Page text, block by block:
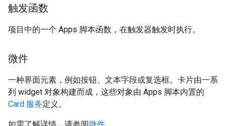
触发函数
项目中的一个 Apps 脚本函数，在触发器触发时执行。
微件
一种界面元素，例如按钮、文本字段或复选框。卡片由一系
列 widget 对象构建而成，这些对象由 Apps 脚本内置的
Card 服务定义。